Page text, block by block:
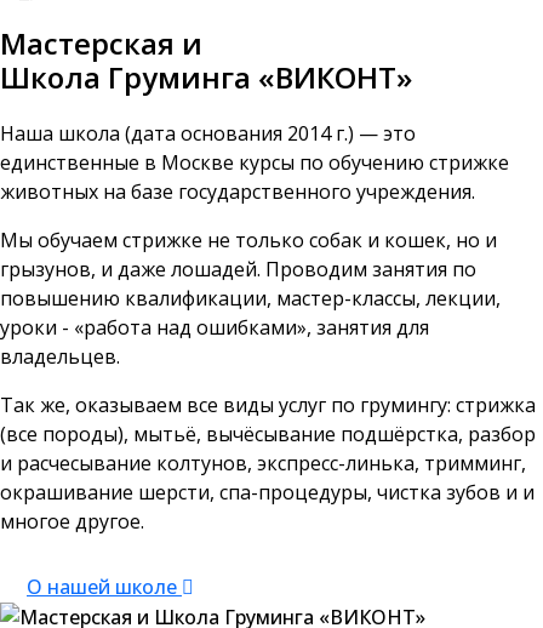
Мастерская и
Школа Груминга «ВИКОНТ»
Наша школа (дата основания 2014 г.) — это
единственные в Москве курсы по обучению стрижке
животных на базе государственного учреждения.
Мы обучаем стрижке не только собак и кошек, но и
грызунов, и даже лошадей. Проводим занятия по
повышению квалификации, мастер-классы, лекции,
уроки - «работа над ошибками», занятия для
владельцев.
Так же, оказываем все виды услуг по грумингу: стрижка
(все породы), мытьё, вычёсывание подшёрстка, разбор
и расчесывание колтунов, экспресс-линька, тримминг,
окрашивание шерсти, спа-процедуры, чистка зубов и и
многое другое.
О нашей школе